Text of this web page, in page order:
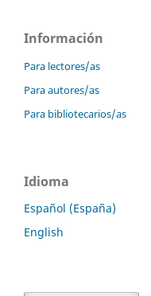
Información
Para lectores/as
Para autores/as
Para bibliotecarios/as
Idioma
Español (España)
English